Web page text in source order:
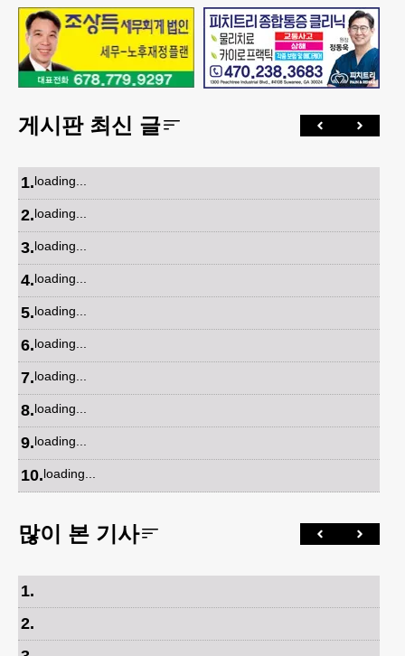
게시판 최신 글
1.loading...
2.loading...
3.loading...
4.loading...
5.loading...
6.loading...
7.loading...
8.loading...
9.loading...
10.loading...
많이 본 기사
1.
2.